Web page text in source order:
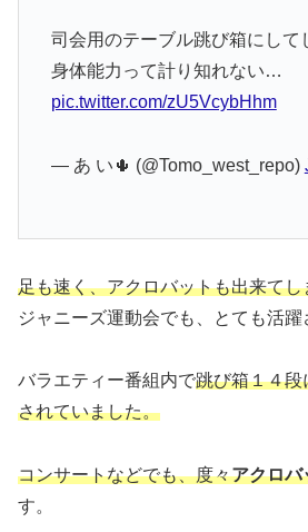
司会用のテーブル跳び箱にして
身体能力って計り知れない…
pic.twitter.com/zU5VcybHhm
— あ い🌵 (@Tomo_west_repo)
足も速く、アクロバットも出来て
ジャニーズ運動会でも、とても活躍
バラエティー番組内で跳び箱１４段
されていました。
コンサートなどでも、度々アクロバ
す。